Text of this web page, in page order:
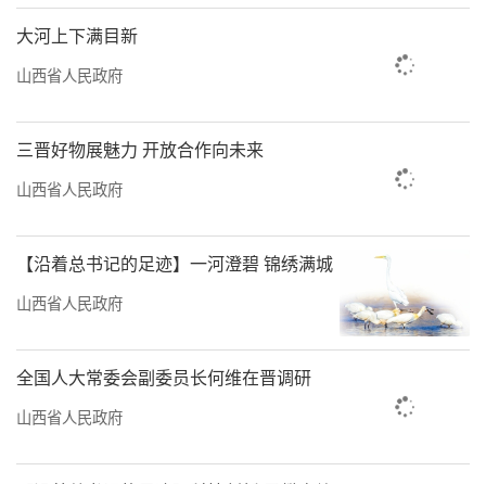
大河上下满目新
山西省人民政府
三晋好物展魅力 开放合作向未来
山西省人民政府
【沿着总书记的足迹】一河澄碧 锦绣满城
山西省人民政府
全国人大常委会副委员长何维在晋调研
山西省人民政府